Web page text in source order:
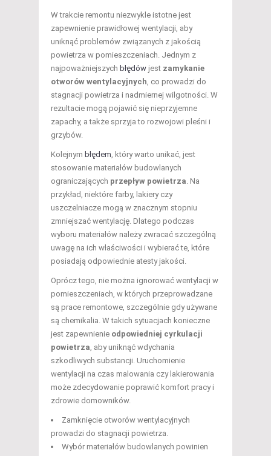
W trakcie remontu niezwykle istotne jest
zapewnienie prawidłowej wentylacji, aby
uniknąć problemów związanych z jakością
powietrza w pomieszczeniach. Jednym z
najpoważniejszych błędów jest zamykanie
otworów wentylacyjnych, co prowadzi do
stagnacji powietrza i nadmiernej wilgotności. W
rezultacie mogą pojawić się nieprzyjemne
zapachy, a także sprzyja to rozwojowi pleśni i
grzybów.
Kolejnym błędem, który warto unikać, jest
stosowanie materiałów budowlanych
ograniczających przepływ powietrza. Na
przykład, niektóre farby, lakiery czy
uszczelniacze mogą w znacznym stopniu
zmniejszać wentylację. Dlatego podczas
wyboru materiałów należy zwracać szczególną
uwagę na ich właściwości i wybierać te, które
posiadają odpowiednie atesty jakości.
Oprócz tego, nie można ignorować wentylacji w
pomieszczeniach, w których przeprowadzane
są prace remontowe, szczególnie gdy używane
są chemikalia. W takich sytuacjach konieczne
jest zapewnienie odpowiedniej cyrkulacji
powietrza, aby uniknąć wdychania
szkodliwych substancji. Uruchomienie
wentylacji na czas malowania czy lakierowania
może zdecydowanie poprawić komfort pracy i
zdrowie domowników.
Zamknięcie otworów wentylacyjnych
prowadzi do stagnacji powietrza.
Wybór materiałów budowlanych powinien